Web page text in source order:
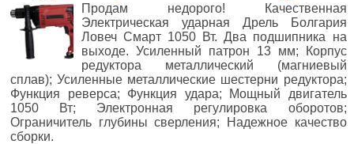
Продам недорого! Качественная
Электрическая ударная Дрель Болгария
Ловеч Смарт 1050 Вт. Два подшипника на
выходе. Усиленный патрон 13 мм; Корпус
редуктора металлический (магниевый
сплав); Усиленные металлические шестерни редуктора;
Функция реверса; Функция удара; Мощный двигатель
1050 Вт; Электронная регулировка оборотов;
Ограничитель глубины сверления; Надежное качество
сборки.